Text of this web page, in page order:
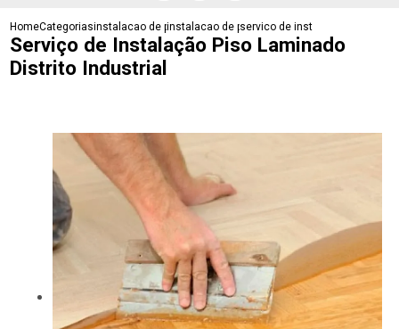
HomeCategoriasinstalacao de pisosinstalacao de piso de madeira
servico de instalacao piso
Serviço de Instalação Piso Laminado
Distrito Industrial